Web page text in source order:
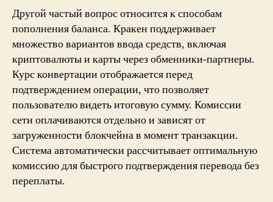
Другой частый вопрос относится к способам
пополнения баланса. Кракен поддерживает
множество вариантов ввода средств, включая
криптовалюты и карты через обменники-партнеры.
Курс конвертации отображается перед
подтверждением операции, что позволяет
пользователю видеть итоговую сумму. Комиссии
сети оплачиваются отдельно и зависят от
загруженности блокчейна в момент транзакции.
Система автоматически рассчитывает оптимальную
комиссию для быстрого подтверждения перевода без
переплаты.